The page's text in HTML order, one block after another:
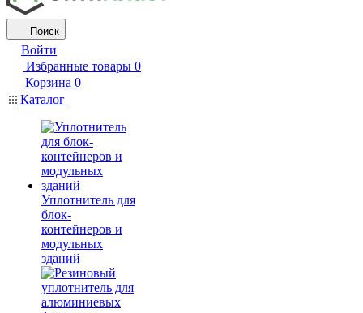
Поиск
Войти
Избранные товары 0
Корзина 0
Каталог
Уплотнитель для
блок-
контейнеров и
модульных
зданий